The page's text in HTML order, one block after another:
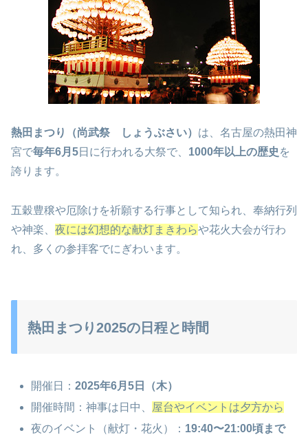
熱田まつり（尚武祭 しょうぶさい） は、名古屋の熱田神
宮で毎年6月5日に行われる大祭で、 1000年以上の歴史 を
誇ります。
五穀豊穣や厄除けを祈願する行事として知られ、奉納行列
や神楽、 夜には幻想的な献灯まきわらや花火大会が行わ
れ、多くの参拝客でにぎわいます。
熱田まつり2025の日程と時間
開催日：2025年6月5日（木）
開催時間：神事は日中、
屋台やイベントは夕方から
夜のイベント（献灯・花火）： 19:40〜21:00頃まで